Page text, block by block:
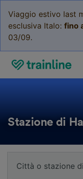
Viaggio estivo last
esclusiva Italo: fino
03/09.
Stazione di